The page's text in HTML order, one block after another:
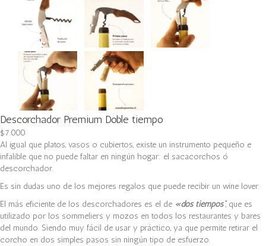
Descorchador Premium Doble tiempo
$7.000
Al igual que platos, vasos o cubiertos, existe un instrumento pequeño e
infalible que no puede faltar en ningún hogar: el sacacorchos ó
descorchador.
Es sin dudas uno de los mejores regalos que puede recibir un wine lover.
El más eficiente de los descorchadores es el de «dos tiempos”, que es
utilizado por los sommeliers y mozos en todos los restaurantes y bares
del mundo. Siendo muy fácil de usar y práctico, ya que permite retirar el
corcho en dos simples pasos sin ningún tipo de esfuerzo.